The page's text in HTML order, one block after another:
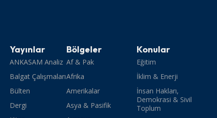
Yayınlar
ANKASAM Analiz
Balgat Çalışmaları
Bülten
Dergi
Bölgeler
Af & Pak
Afrika
Amerikalar
Asya & Pasifik
Konular
Eğitim
İklim & Enerji
İnsan Hakları,
Demokrasi & Sivil
Toplum